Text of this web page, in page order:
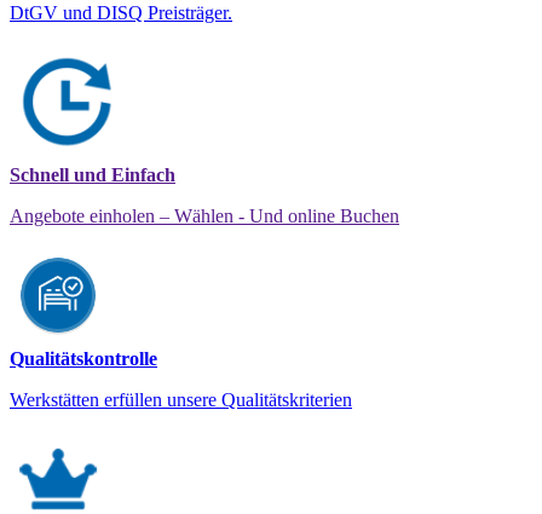
DtGV und DISQ Preisträger.
Schnell und Einfach
Angebote einholen – Wählen - Und online Buchen
Qualitätskontrolle
Werkstätten erfüllen unsere Qualitätskriterien